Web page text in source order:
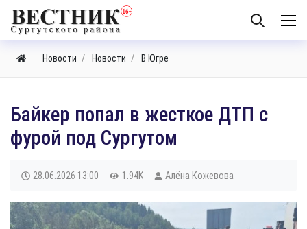
Новости Новости В Югре
Байкер попал в жесткое ДТП с
фурой под Сургутом
28.06.2026 13:00 1.94K Алёна Кожевова